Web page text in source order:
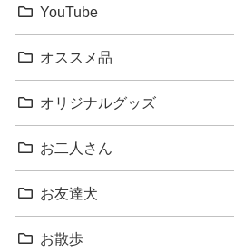
YouTube
オススメ品
オリジナルグッズ
お二人さん
お友達犬
お散歩